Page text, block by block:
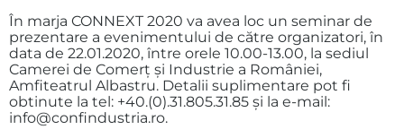
În marja CONNEXT 2020 va avea loc un seminar de
prezentare a evenimentului de către organizatori, în
data de 22.01.2020, între orele 10.00-13.00, la sediul
Camerei de Comerţ şi Industrie a României,
Amfiteatrul Albastru. Detalii suplimentare pot fi
obtinute la tel: +40.(0).31.805.31.85 şi la e-mail:
info@confindustria.ro.